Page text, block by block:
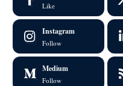
Like
Instagram
Follow
Medium
Follow